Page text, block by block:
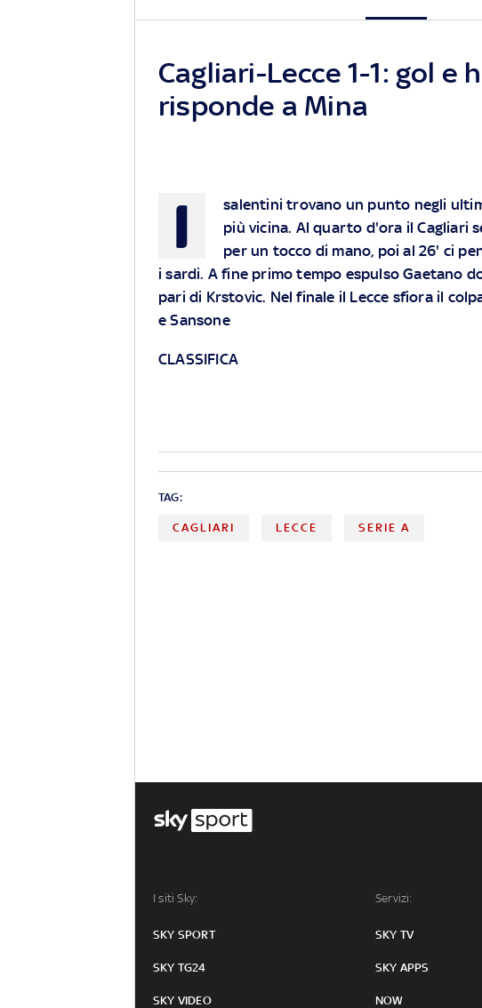
Cagliari-Lecce 1-1: gol e
risponde a Mina
I
salentini trovano un punto negli
più vicina. Al quarto d'ora il Cagliari
per un tocco di mano, poi al 26' ci
i sardi. A fine primo tempo espulso Gaetano
pari di Krstovic. Nel finale il Lecce sfiora il
e Sansone
CLASSIFICA
TAG:
CAGLIARI LECCE SERIE A
I siti Sky:
SKY SPORT
SKY TG24
SKY VIDEO
Servizi:
SKY TV
SKY APPS
NOW